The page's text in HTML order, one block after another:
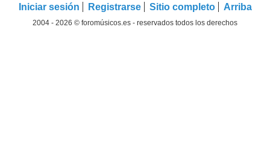
Iniciar sesión Registrarse Sitio completo Arriba
2004 - 2026 © foromúsicos.es - reservados todos los derechos